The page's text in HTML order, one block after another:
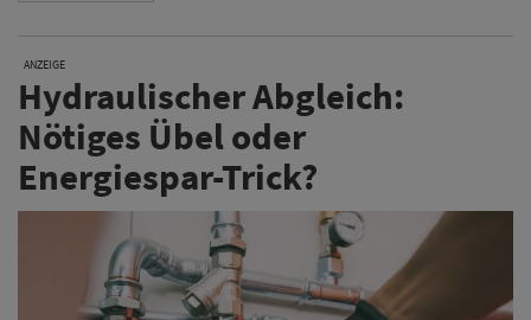
ANZEIGE
Hydraulischer Abgleich:
Nötiges Übel oder
Energiespar-Trick?